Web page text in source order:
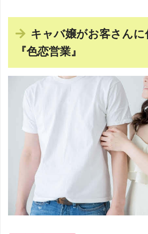
キャバ嬢がお客さんに
『色恋営業』